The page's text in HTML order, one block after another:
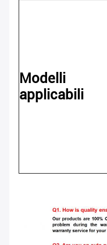
Modelli
applicabili